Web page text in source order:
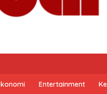
Entertainment